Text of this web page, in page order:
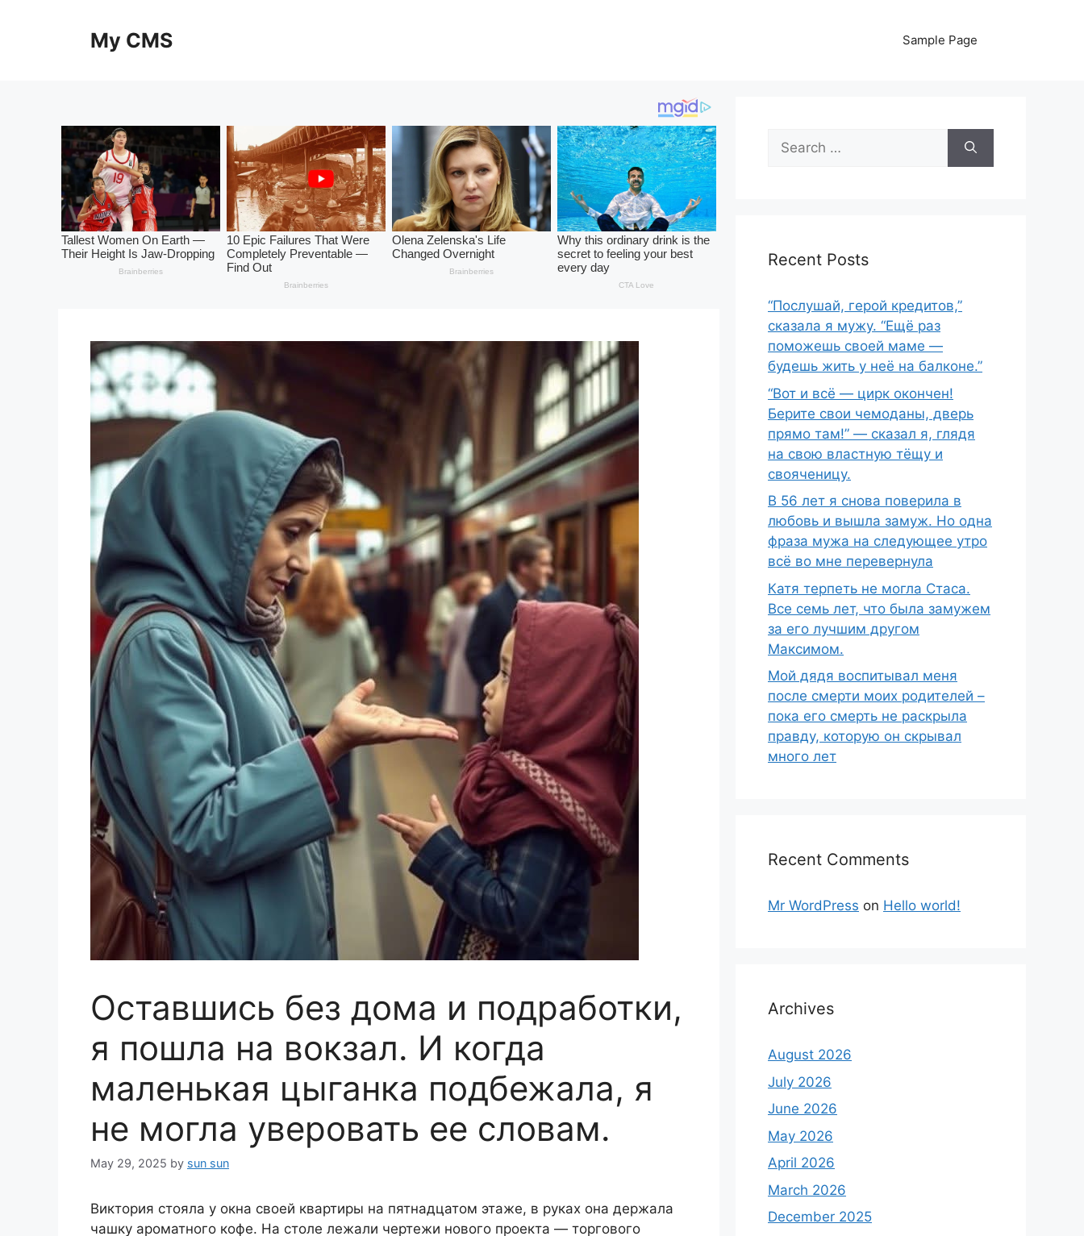
My CMS Sample Page
Оставшись без дома и подработки,
я пошла на вокзал. И когда
маленькая цыганка подбежала, я
не могла уверовать ее словам.
May 29, 2025 by sun sun
Виктория стояла у окна своей квартиры на пятнадцатом этаже, в руках она держала
чашку ароматного кофе. На столе лежали чертежи нового проекта — торгового
Search
for:
Recent Posts
“Послушай, герой кредитов,”
сказала я мужу. “Ещё раз
поможешь своей маме —
будешь жить у неё на балконе.”
“Вот и всё — цирк окончен!
Берите свои чемоданы, дверь
прямо там!” — сказал я, глядя
на свою властную тёщу и
свояченицу.
В 56 лет я снова поверила в
любовь и вышла замуж. Но одна
фраза мужа на следующее утро
всё во мне перевернула
Катя терпеть не могла Стаса.
Все семь лет, что была замужем
за его лучшим другом
Максимом.
Мой дядя воспитывал меня
после смерти моих родителей –
пока его смерть не раскрыла
правду, которую он скрывал
много лет
Recent Comments
Mr WordPress on Hello world!
Archives
August 2026
July 2026
June 2026
May 2026
April 2026
March 2026
December 2025